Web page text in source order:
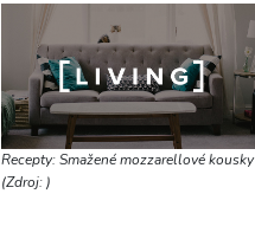
Recepty: Smažené mozzarellové kousky
(Zdroj: )